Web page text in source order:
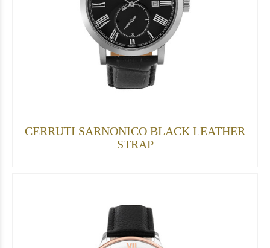
CERRUTI SARNONICO BLACK LEATHER
STRAP